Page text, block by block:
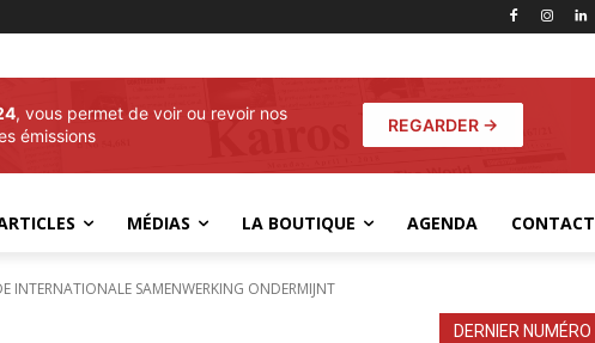
, vous permet de voir ou revoir nos
émissions
REGARDER →
MÉDIAS LA BOUTIQUE AGENDA CONTACT
INTERNATIONALE SAMENWERKING ONDERMIJNT
DERNIER NUMÉRO